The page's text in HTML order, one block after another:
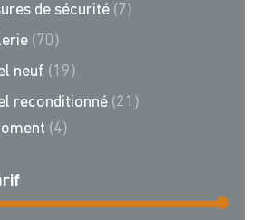
de sécurité (7)
(70)
neuf (19)
reconditionné (21)
(4)